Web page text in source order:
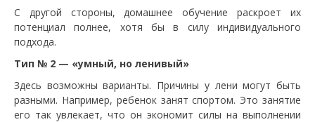
С другой стороны, домашнее обучение раскроет их
потенциал полнее, хотя бы в силу индивидуального
подхода.
Тип № 2 — «умный, но ленивый»
Здесь возможны варианты. Причины у лени могут быть
разными. Например, ребенок занят спортом. Это занятие
его так увлекает, что он экономит силы на выполнении